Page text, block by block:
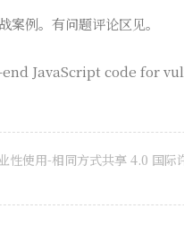
例。有问题评论区见。
JavaScript code for
性使用-相同方式共享 4.0 国际